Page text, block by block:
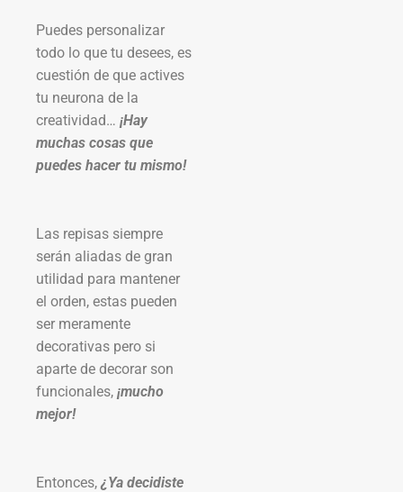
Puedes personalizar
todo lo que tu desees, es
cuestión de que actives
tu neurona de la
creatividad… ¡Hay
muchas cosas que
puedes hacer tu mismo!
Las repisas siempre
serán aliadas de gran
utilidad para mantener
el orden, estas pueden
ser meramente
decorativas pero si
aparte de decorar son
funcionales, ¡mucho
mejor!
Entonces, ¿Ya decidiste